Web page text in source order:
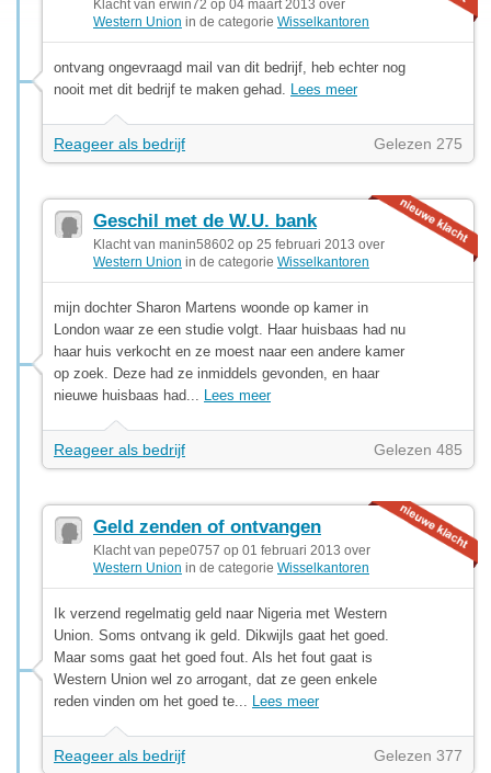
Klacht van erwin72 op 04 maart 2013 over
Western Union in de categorie Wisselkantoren
ontvang ongevraagd mail van dit bedrijf, heb echter nog
nooit met dit bedrijf te maken gehad. Lees meer
Reageer als bedrijf Gelezen 275
Geschil met de W.U. bank
Klacht van manin58602 op 25 februari 2013 over
Western Union in de categorie Wisselkantoren
mijn dochter Sharon Martens woonde op kamer in
London waar ze een studie volgt. Haar huisbaas had nu
haar huis verkocht en ze moest naar een andere kamer
op zoek. Deze had ze inmiddels gevonden, en haar
nieuwe huisbaas had... Lees meer
Reageer als bedrijf Gelezen 485
Geld zenden of ontvangen
Klacht van pepe0757 op 01 februari 2013 over
Western Union in de categorie Wisselkantoren
Ik verzend regelmatig geld naar Nigeria met Western
Union. Soms ontvang ik geld. Dikwijls gaat het goed.
Maar soms gaat het goed fout. Als het fout gaat is
Western Union wel zo arrogant, dat ze geen enkele
reden vinden om het goed te... Lees meer
Reageer als bedrijf Gelezen 377